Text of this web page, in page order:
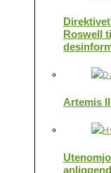
Roswell
Artemis